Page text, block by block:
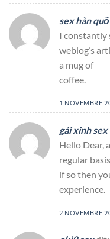
sex hàn
I constantly
weblog’s
a mug of
coffee.
1 NOVEMBRE
gái xinh
Hello Dear,
regular
if so then
experience.
2 NOVEMBRE